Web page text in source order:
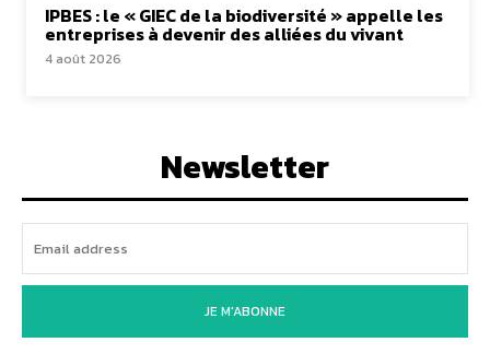
IPBES : le « GIEC de la biodiversité » appelle les
entreprises à devenir des alliées du vivant
4 août 2026
Newsletter
JE M'ABONNE